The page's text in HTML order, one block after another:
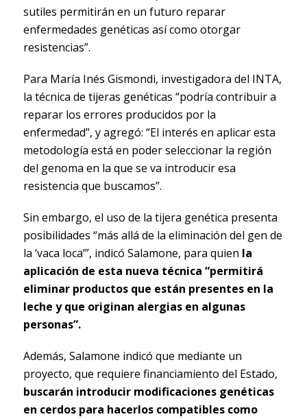
sutiles permitirán en un futuro reparar
enfermedades genéticas así como otorgar
resistencias”.
Para María Inés Gismondi, investigadora del INTA,
la técnica de tijeras genéticas “podría contribuir a
reparar los errores producidos por la
enfermedad”, y agregó: “El interés en aplicar esta
metodología está en poder seleccionar la región
del genoma en la que se va introducir esa
resistencia que buscamos”.
Sin embargo, el uso de la tijera genética presenta
posibilidades “más allá de la eliminación del gen de
la ‘vaca loca’”, indicó Salamone, para quien la
aplicación de esta nueva técnica “permitirá
eliminar productos que están presentes en la
leche y que originan alergias en algunas
personas”.
Además, Salamone indicó que mediante un
proyecto, que requiere financiamiento del Estado,
buscarán introducir modificaciones genéticas
en cerdos para hacerlos compatibles como